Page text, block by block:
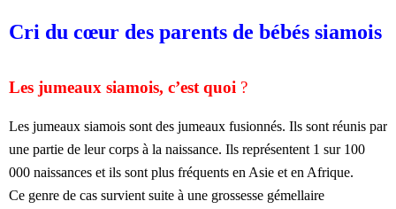
Cri du cœur des parents de bébés siamois
Les jumeaux siamois, c’est quoi ?
Les jumeaux siamois sont des jumeaux fusionnés. Ils sont réunis par
une partie de leur corps à la naissance. Ils représentent 1 sur 100
000 naissances et ils sont plus fréquents en Asie et en Afrique.
Ce genre de cas survient suite à une grossesse gémellaire